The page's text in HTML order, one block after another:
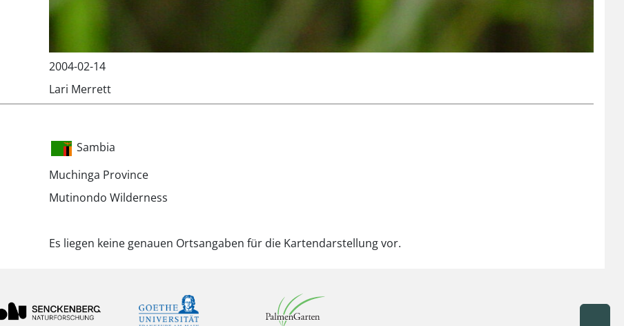
2004-02-14
Lari Merrett
Sambia
Muchinga Province
Mutinondo Wilderness
Es liegen keine genauen Ortsangaben für die Kartendarstellung vor.